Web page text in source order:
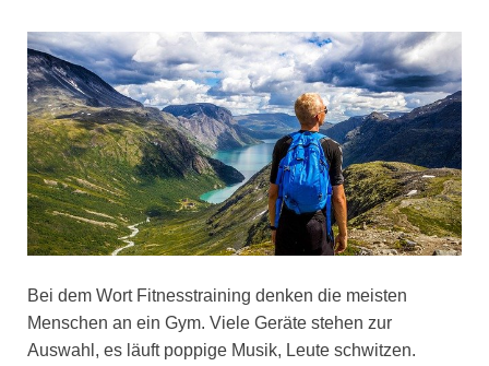
Bei dem Wort Fitnesstraining denken die meisten
Menschen an ein Gym. Viele Geräte stehen zur
Auswahl, es läuft poppige Musik, Leute schwitzen.